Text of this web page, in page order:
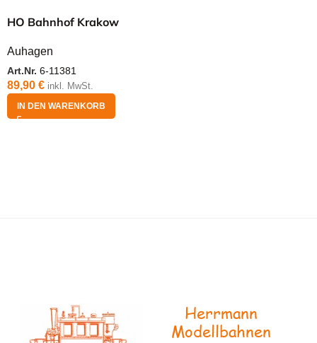
HO Bahnhof Krakow
Auhagen
Art.Nr. 6-11381
89,90 € inkl. MwSt.
IN DEN WARENKORB
Herrmann
Modellbahnen